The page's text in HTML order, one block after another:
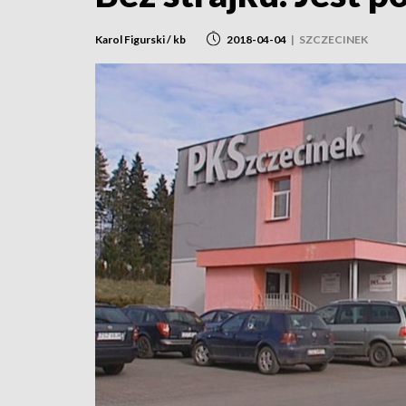
Karol Figurski / kb 2018-04-04 | SZCZECINEK